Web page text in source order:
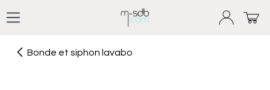
Bonde et siphon lavabo